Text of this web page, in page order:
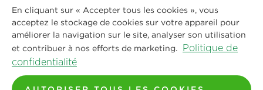
Lieux
Mentions legales
Avis juridique
LinkedIn
Youtube
MANN+HUMMEL France
Immeuble LAVOISIER
4 Place des Vosges
92052 Paris La Défense CEDEX
Tel : +33 244 19 99 05
En cliquant sur « Accepter tous les cookies », vous
acceptez le stockage de cookies sur votre appareil pour
améliorer la navigation sur le site, analyser son utilisation
et contribuer à nos efforts de marketing. Politique de
confidentialité